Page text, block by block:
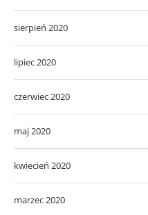
sierpień 2020
lipiec 2020
czerwiec 2020
maj 2020
kwiecień 2020
marzec 2020